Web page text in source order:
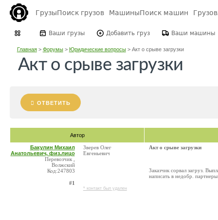
ГрузыПоиск грузов МашиныПоиск машин
Ваши грузы Добавить груз Ваши машины
Главная> Форумы> Юридические вопросы> Акт о срыве загрузки
Акт о срыве загрузки
ОТВЕТИТЬ
Автор
Бакулин Михаил
Анатольевич, физ.лицо
Перевозчик ,
Волжский
Код:247803
#1
Зверев Олег
Евгеньевич
* контакт был удален
Акт о срыве загрузки
Заказчик сорвал загруз.
написать в недобр.